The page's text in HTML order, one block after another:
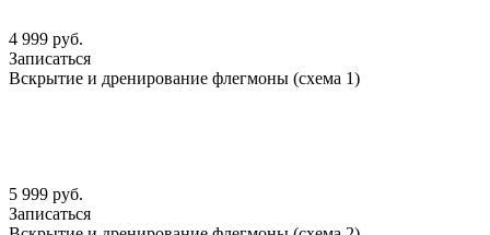
4 999 руб.
Записаться
Вскрытие и дренирование флегмоны (схема 1)
5 999 руб.
Записаться